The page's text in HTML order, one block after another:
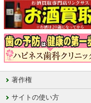
著作権
サイトの使い方